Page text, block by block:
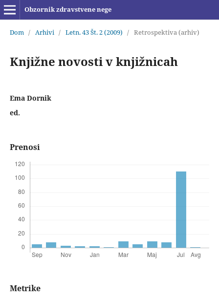
Obzornik zdravstvene nege
Dom / Arhivi / Letn. 43 Št. 2 (2009) / Retrospektiva (arhiv)
Knjižne novosti v knjižnicah
Ema Dornik
ed.
Prenosi
Metrike